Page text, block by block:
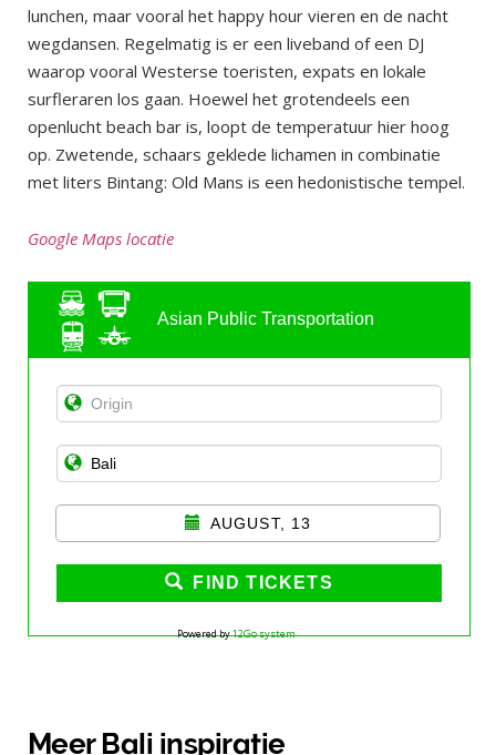
lunchen, maar vooral het happy hour vieren en de nacht
wegdansen. Regelmatig is er een liveband of een DJ
waarop vooral Westerse toeristen, expats en lokale
surfleraren los gaan. Hoewel het grotendeels een
openlucht beach bar is, loopt de temperatuur hier hoog
op. Zwetende, schaars geklede lichamen in combinatie
met liters Bintang: Old Mans is een hedonistische tempel.
Google Maps locatie
Asian Public Transportation
AUGUST, 13
FIND TICKETS
Powered by12Go system
Meer Bali inspiratie